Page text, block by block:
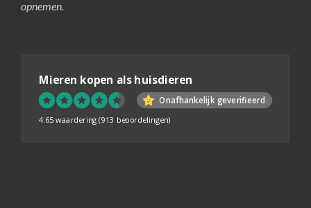
opnemen.
Mieren kopen als huisdieren
Onafhankelijk geverifieerd
4.65 waardering (913 beoordelingen)